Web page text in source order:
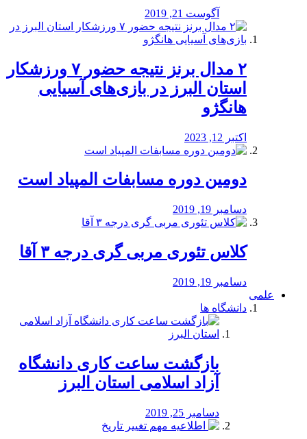
آگوست 21, 2019
۲ مدال برنز نتیجه حضور ۷ ورزشکار
استان البرز در بازی‌های آسیایی
هانگژو
اکتبر 12, 2023
دومین دوره مسابفات المپیاد است
دسامبر 19, 2019
کلاس تئوری مربی گری درجه ۳ آقا
دسامبر 19, 2019
علمی
دانشگاه ها
بازگشت ساعت کاری دانشگاه
آزاد اسلامی استان البرز
دسامبر 25, 2019